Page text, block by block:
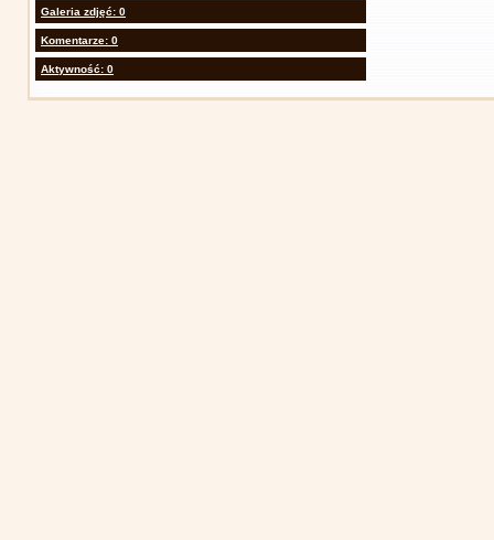
Galeria zdjęć: 0
Komentarze: 0
Aktywność: 0